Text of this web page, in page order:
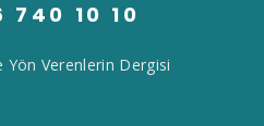
740 10 10
Yön Verenlerin Dergisi